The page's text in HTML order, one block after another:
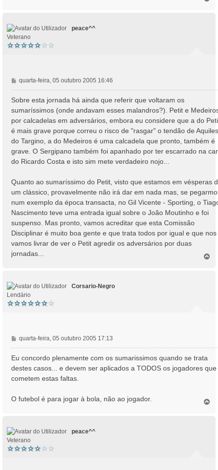
peace^^
Veterano
M
e
n
g
e
m
quarta-feira, 05 outubro 2005 16:46
Sobre esta jornada há ainda que referir que voltaram os
sumaríssimos (onde andavam esses malandros?). Petit e
por calcadelas em adversários, embora eu considere que a do
é mais grave porque correu o risco de "rasgar" o tendão de Aquiles
do Targino, a do Medeiros é uma calcadela que pronto, também é
grave. O Sergipano também foi apanhado por ter escarrado na
do Ricardo Costa e isto sim mete verdadeiro nojo...
Quanto ao sumaríssimo do Petit, visto que estamos em vésperas
um clássico, provavelmente não irá dar em nada mas, se
num exemplo da época transacta, no Gil Vicente - Sporting, o
Nascimento teve uma entrada igual sobre o João Moutinho e foi
suspenso. Mas pronto, vamos acreditar que esta Comissão
Disciplinar é muito boa gente e que trata todos por igual e que nos
vamos livrar de ver o Petit agredir os adversários por duas
jornadas...
Corsario-Negro
Lendário
M
e
n
g
m
quarta-feira, 05 outubro 2005 17:13
Eu concordo plenamente com os sumarissimos quando se trata
destes casos... e devem ser aplicados a TODOS os jogadores que
cometem estas faltas.
O futebol é para jogar à bola, não ao jogador.
peace^^
Veterano